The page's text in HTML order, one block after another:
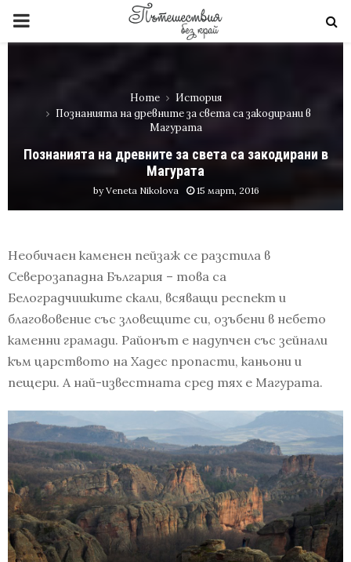
PRIMARY
Home
История
Познанията на древните за света са закодирани в
Магурата
Познанията на древните за света са закодирани в
Магурата
byVeneta Nikolova 15 март, 2016
Необичаен каменен пейзаж се разстила в
Северозападна България – това са
Белоградчишките скали, всяващи респект и
благововение със зловещите си, озъбени в небето
каменни грамади. Районът е надупчен със зейнали
към царството на Хадес пропасти, каньони и
пещери. А най-известната сред тях е Магурата.